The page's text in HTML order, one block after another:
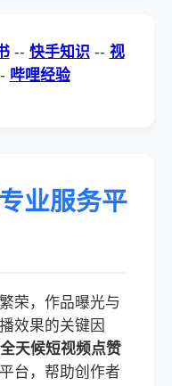
-- 快手知识 -- 视
哔哩经验
业服务平
荣，作品曝光与
效果的关键因
天候短视频点赞
台，帮助创作者